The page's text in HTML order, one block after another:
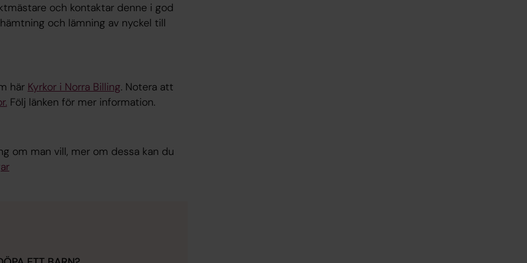
och kontaktar denne i god
och lämning av nyckel till
här Kyrkor i Norra Billing. Notera att
Följ länken för mer information.
om man vill, mer om dessa kan du